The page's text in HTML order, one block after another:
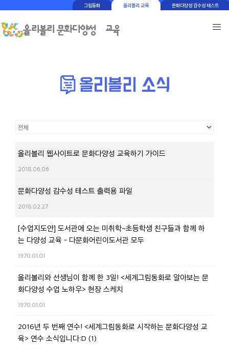
그림동화 올리볼리 교육 문화다양성 감수성 테스트
올리볼리 웹사이트로 문화다양성 교육하기 가이드
2018.06.06
문화다양성 감수성 테스트 출력용 파일
2018.02.27
[수업지도안] 도서관에 오는 미취학~초등학생 친구들과 함께 하
는 다양성 교육 - 다문화어린이도서관 모두
1970.01.01
올리볼리와 선생님이 함께 한 3일! <세계그림동화로 알아보는 문
화다양성 수업 노하우> 현장 스케치
1970.01.01
2016년 두 번째 연수! <세계그림동화로 시작하는 문화다양성 교
육> 연수 소식입니다:D (1)